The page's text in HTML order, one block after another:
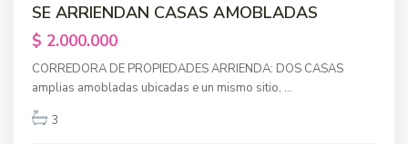
SE ARRIENDAN CASAS AMOBLADAS
$ 2.000.000
CORREDORA DE PROPIEDADES ARRIENDA: DOS CASAS
amplias amobladas ubicadas e un mismo sitio, ...
3
S
a
l
a
m
a